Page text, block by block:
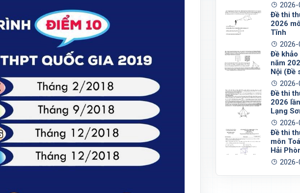
2026-
Đề thi
2026
Tĩnh
2026-
Đề khảo
năm
Nội (Đề
2026-
Đề thi
2026
Lạng
2026-
Đề thi
môn
Hải
2026-